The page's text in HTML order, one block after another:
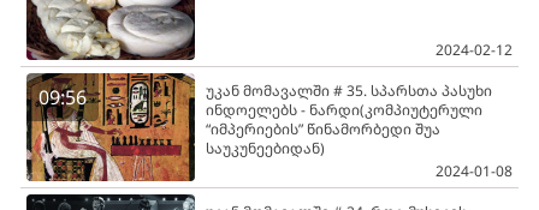
2024-02-12
09:56
უკან მომავალში # 35. სპარსთა პასუხი
ინდოელებს - ნარდი(კომპიუტერული
“იმპერიების” წინამორბედი შუა
საუკუნეებიდან)
2024-01-08